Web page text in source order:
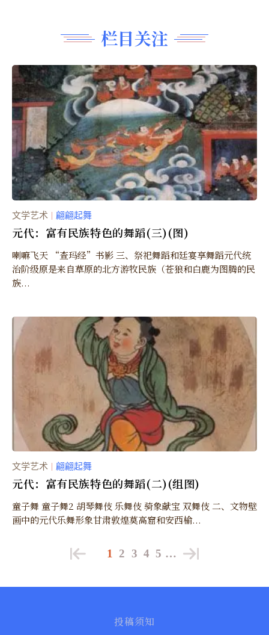
栏目关注
文学艺术 ｜ 翩翩起舞
元代：富有民族特色的舞蹈(三)(图)
喇嘛飞天 “查玛经”书影 三、祭祀舞蹈和廷宴享舞蹈元代统
治阶级原是来自草原的北方游牧民族（苍狼和白鹿为图腾的民
族...
文学艺术 ｜ 翩翩起舞
元代：富有民族特色的舞蹈(二)(组图)
童子舞 童子舞2 胡琴舞伎 乐舞伎 骑象献宝 双舞伎 二、文物壁
画中的元代乐舞形象甘肃敦煌莫高窟和安西榆...
1 2 3 4 5 …
投稿须知